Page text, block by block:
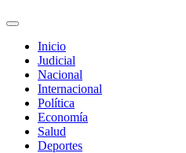
Inicio
Judicial
Nacional
Internacional
Política
Economía
Salud
Deportes